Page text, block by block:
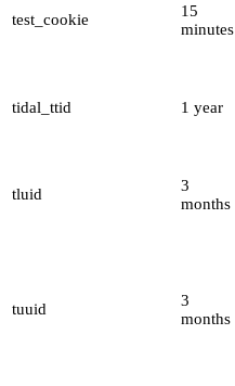
test_cookie
15
minutes
tidal_ttid 1 year
tluid
3
months
tuuid
3
months